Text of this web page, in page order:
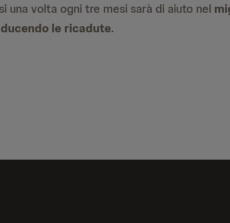
una volta ogni tre mesi sarà di aiuto nel
le ricadute.